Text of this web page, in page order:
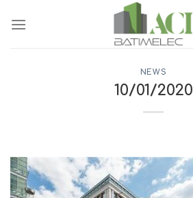
au
NEWS
10/01/2020